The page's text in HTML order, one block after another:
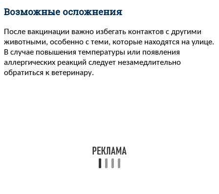
Возможные осложнения
После вакцинации важно избегать контактов с другими
животными, особенно с теми, которые находятся на улице.
В случае повышения температуры или появления
аллергических реакций следует незамедлительно
обратиться к ветеринару.